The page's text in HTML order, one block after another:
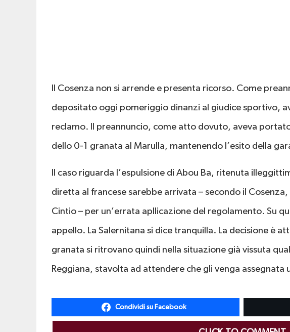
Il Cosenza non si arrende e presenta ricorso. Come
depositato oggi pomeriggio dinanzi al giudice sportivo,
reclamo. Il preannuncio, come atto dovuto, aveva
dello 0-1 granata al Marulla, mantenendo l’esito della
Il caso riguarda l’espulsione di Abou Ba, ritenuta
diretta al francese sarebbe arrivata – secondo il
Cintio – per un’errata apllicazione del regolamento. Su
appello. La Salernitana si dice tranquilla. La decisione è
granata si ritrovano quindi nella situazione già vissuta
Reggiana, stavolta ad attendere che gli venga
Condividi su Facebook